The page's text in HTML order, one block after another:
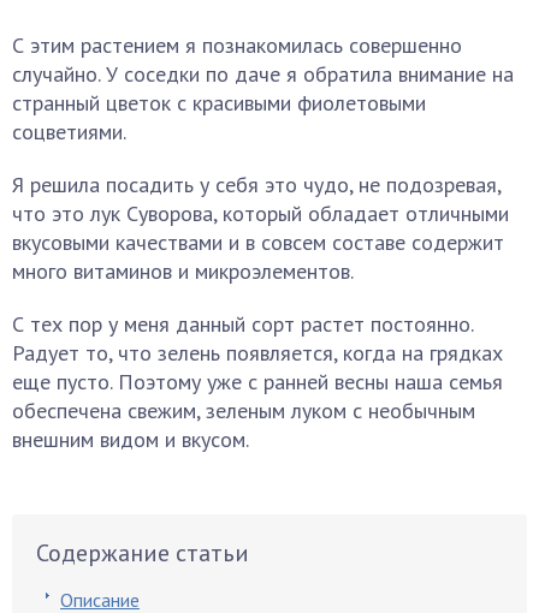
С этим растением я познакомилась совершенно
случайно. У соседки по даче я обратила внимание на
странный цветок с красивыми фиолетовыми
соцветиями.
Я решила посадить у себя это чудо, не подозревая,
что это лук Суворова, который обладает отличными
вкусовыми качествами и в совсем составе содержит
много витаминов и микроэлементов.
С тех пор у меня данный сорт растет постоянно.
Радует то, что зелень появляется, когда на грядках
еще пусто. Поэтому уже с ранней весны наша семья
обеспечена свежим, зеленым луком с необычным
внешним видом и вкусом.
Содержание статьи
Описание